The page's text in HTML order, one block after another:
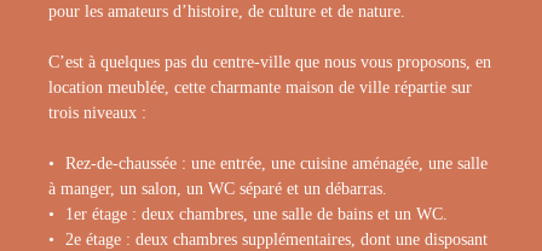
pour les amateurs d’histoire, de culture et de nature.
C’est à quelques pas du centre-ville que nous vous proposons, en
location meublée, cette charmante maison de ville répartie sur
trois niveaux :
Rez-de-chaussée : une entrée, une cuisine aménagée, une salle
à manger, un salon, un WC séparé et un débarras.
1er étage : deux chambres, une salle de bains et un WC.
2e étage : deux chambres supplémentaires, dont une disposant